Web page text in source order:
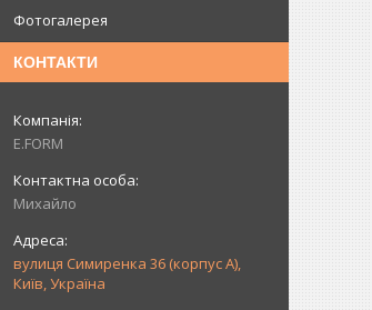
Фотогалерея
КОНТАКТИ
E.FORM
Михайло
вулиця Симиренка 36 (корпус А),
Київ, Україна